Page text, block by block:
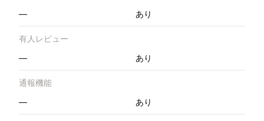
—
あり
有人レビュー
—
あり
通報機能
—
あり